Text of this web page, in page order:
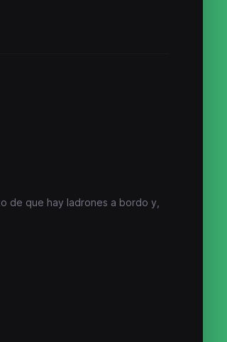
de que hay ladrones a bordo y,